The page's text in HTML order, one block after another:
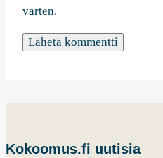
varten.
Kokoomus.fi uutisia